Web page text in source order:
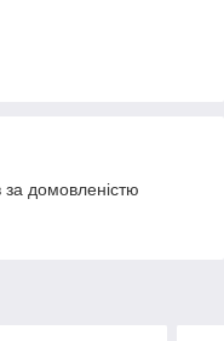
домовленістю